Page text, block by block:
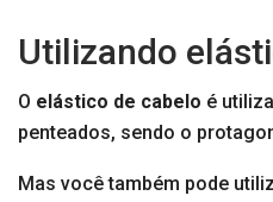
Utilizando
O elástico de cabelo é
penteados, sendo o
Mas você também pode